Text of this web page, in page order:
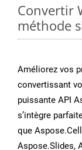
Convertir
méthode
Améliorez vos
convertissant
puissante API
s’intègre
que
Aspose.Slides,